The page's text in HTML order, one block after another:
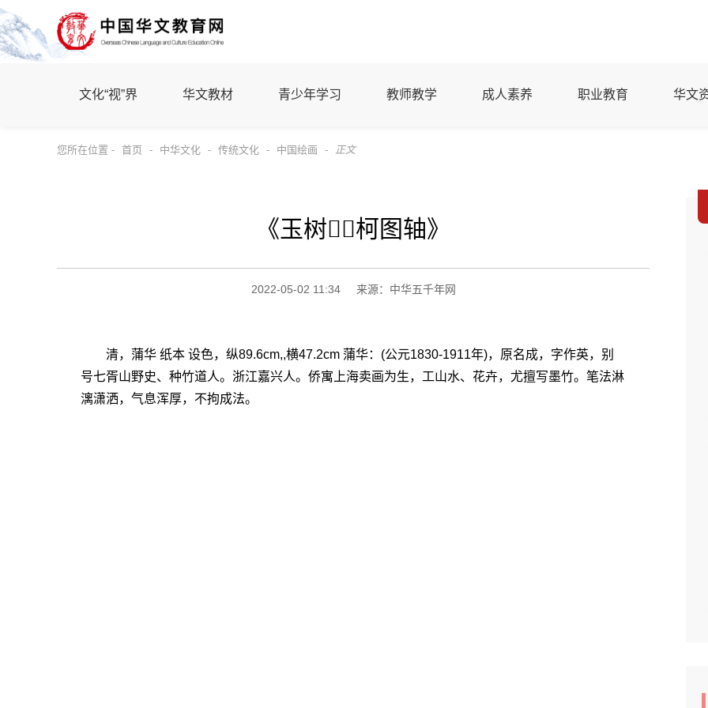
文化“视”界 华文教材 青少年学习 教师教学 成人素养 职业教育 华文
您所在位置 - 首页 - 中华文化 - 传统文化 - 中国绘画 - 正文
《玉树柯图轴》
2022-05-02 11:34 来源：中华五千年网
清，蒲华 纸本 设色，纵89.6cm,,横47.2cm 蒲华：(公元1830-1911年)，原名成，字作英，别
号七胥山野史、种竹道人。浙江嘉兴人。侨寓上海卖画为生，工山水、花卉，尤擅写墨竹。笔法淋
漓潇洒，气息浑厚，不拘成法。